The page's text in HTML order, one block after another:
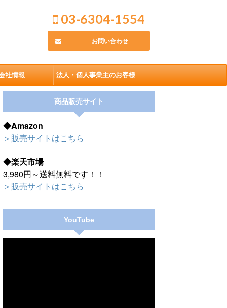
03-6304-1554
お問い合わせ
社情報 法人・個人事業主のお客様
商品販売サイト
◆Amazon
＞販売サイトはこちら
◆楽天市場
3,980円～送料無料です！！
＞販売サイトはこちら
YouTube